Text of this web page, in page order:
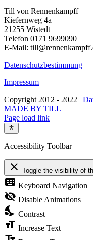
Till von Rennenkampff
Kiefernweg 4a
21255 Wistedt
Telefon 0171 9699090
E-Mail:
Datenschutzbestimmung
Impressum
Copyright 2012 - 2022 |
MADE BY TILL
Page load link
Accessibility Toolbar
close Toggle the visibility of
keyboard Keyboard Navigation
visibility_off Disable Animations
nights_stay Contrast
format_size Increase Text